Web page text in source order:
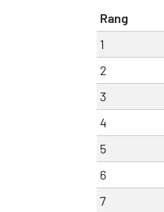
Rang
1
2
3
4
5
6
7